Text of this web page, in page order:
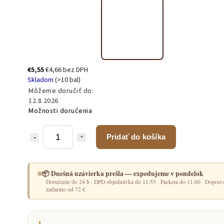
€5,55€4,66 bez DPH
Skladom (>10 bal)
Môžeme doručiť do:
12.8.2026
Možnosti doručenia
Pridať do košíka
📦 Dnešná uzávierka prešla — expedujeme v pondelok
Doručenie do 24 h · DPD objednávka do 11:55 · Packeta do 11:00 ·
zadarmo od 72 €